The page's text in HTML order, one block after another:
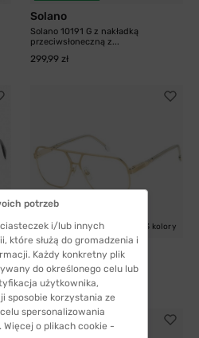
Solano
Solano 10191 G z nakładką
przeciwsłoneczną z...
299,99 zł
-33% WYSYŁKA 24H 3 kolory
Carrera
Carrera 1135 J5G 60
408,99 zł 609,99 zł
potrzeb
i/lub innych
które służą do gromadzenia i
Każdy konkretny plik
do określonego celu lub
użytkownika,
sposobie korzystania ze
spersonalizowania
o plikach cookie -